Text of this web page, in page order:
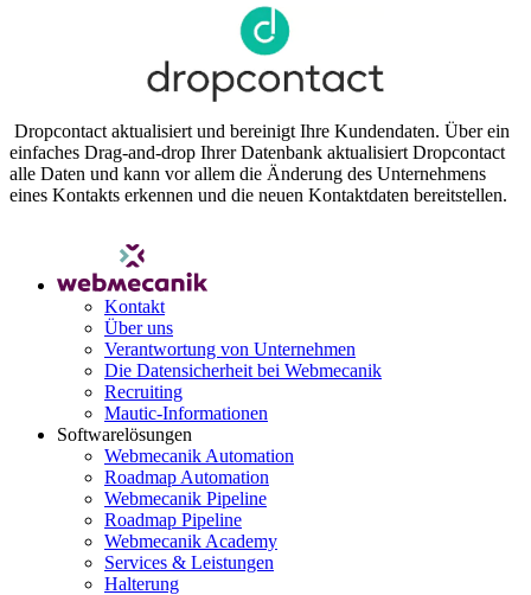
Dropcontact aktualisiert und bereinigt Ihre Kundendaten. Über ein
einfaches Drag-and-drop Ihrer Datenbank aktualisiert Dropcontact
alle Daten und kann vor allem die Änderung des Unternehmens
eines Kontakts erkennen und die neuen Kontaktdaten bereitstellen.
Kontakt
Über uns
Verantwortung von Unternehmen
Die Datensicherheit bei Webmecanik
Recruiting
Mautic-Informationen
Softwarelösungen
Webmecanik Automation
Roadmap Automation
Webmecanik Pipeline
Roadmap Pipeline
Webmecanik Academy
Services & Leistungen
Halterung